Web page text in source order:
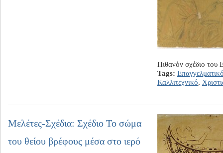
Πιθανόν σχέδιο
Tags:
Καλλιτεχνικό,
Μελέτες-Σχέδια: Σχέδιο Το σώμα
του θείου βρέφους μέσα στο ιερό